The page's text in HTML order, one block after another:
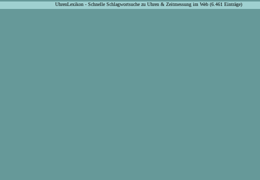
UhrenLexikon - Schnelle Schlagwortsuche zu Uhren & Zeitmessung im Web (6.461 Einträge)